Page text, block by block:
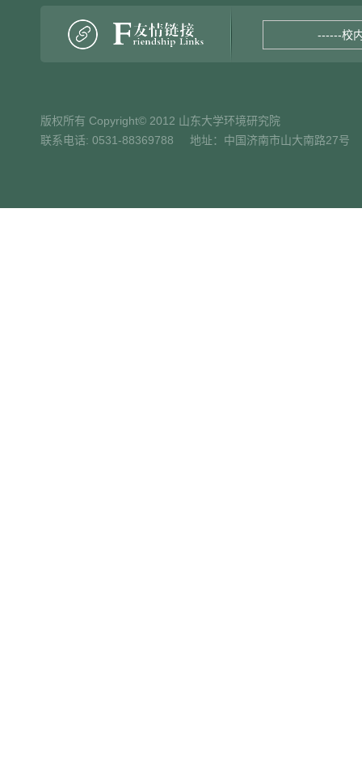
------校
版权所有 Copyright© 2012 山东大学环境研究院
联系电话: 0531-88369788 地址：中国济南市山大南路27号